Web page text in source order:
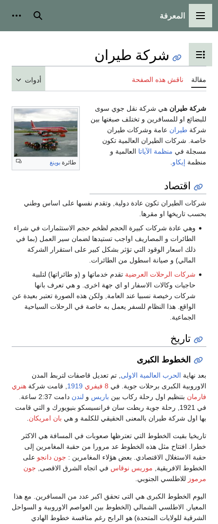
القائمة الرئيسية
المعرفة بحث
تبديل عرض جدول المحتويات
شركة طيران
مقالة ناقش هذه الصفحة أدوات
طائرة بوينغ
شركة طيران هي شركة نقل جوي سوى
للبضائع او للمسافرين و تختلف صبغتها بين
شركة طيران عامة وشركات طيران
خاصة. شركات الطيران العالمية تكون
مسجلة في منظمة الآياتا العالمية و
منظمة إيكاو
اقتصاد
شركات الطيران تكون عادة دولية, وتقدم نفسها على اساس وطني
بحسب تاريخها او مقرها.
وهي عادة شركات كبيرة الحجم لظخم حجم الاستثمارات في شراء
الطائرات و المصاريف اواجب تستيدها لضمان سير العمل (بما في
ذلك اسعار الوقود التي تؤثر بشكل كبير على استقرار الشركة
المالي) و صيانة اسطول من الطائرات.
شركات الرحلات العرضية تقدم خدماتها و (و طائراتها) لتلبية
حاجيات وكالات الاسفار او اي جهة اخرى. و هي تعرف بانها
شركات رخيصة نسبيا عند العامة, ولكن هذه الصورة تعتبر بعيدة عن
الواقع. هذا النظام للسفر يعمل به خاصة في الرحلات السياحية
الجماعية.
تاريخ
الخطوط الكبرى
بعد نهاية الحرب العالمية الاولى , تم تعديل قاصفات لتربط المدن
الاوروبية الكبرى برحلات جوية. في 8 فيفري 1919 , قامت شركة هنري
فارمان بتنظيم اول رحلة ركاب بين باريس و لندن
دامت 2:37 ساعة.
في 1921, رحلة جوية ربطت سان فرانسيسكو بنيويورك و التي قامت
بها اول شركة طيران بالمعنى الحقيقي للكلمة و هي بان امريكان
تاريخيا بقيت الخطوط التي تعترظها صعوبات في المسافة هي الاكثر
خطرا. افتتاح مثل هذه الخطوط عد مرورا من حقبة المغامرين إلى
حقبة الاستغلال الاقتصادي. بعض هؤلاء المغامرين : جون دانجو على
الخطوط الافريقية, موريس نوقاس في اتجاه الشرق الاقصى, جون
مرموز للاطلسي الجنوبي.
اليوم الخطوط الكبرى هي التى تحقق اكبر عدد من المسافرين. مع هذا
المعيار, الاطلسي الشمالي (الخطوط بين العواصم الاوروبية و السواحل
الشرقية للولايات المتحدة) هو الرابح رغم منافسة خطوط الهادي